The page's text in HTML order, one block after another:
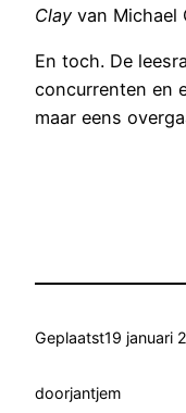
Clay van Michael
En toch. De
concurrenten en
maar eens
Geplaatst19 januari
doorjantjem